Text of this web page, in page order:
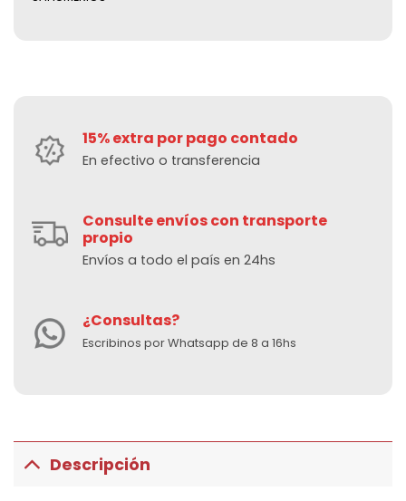
15% extra por pago contado
En efectivo o transferencia
Consulte envíos con transporte
propio
Envíos a todo el país en 24hs
¿Consultas?
Escribinos por Whatsapp de 8 a 16hs
Descripción